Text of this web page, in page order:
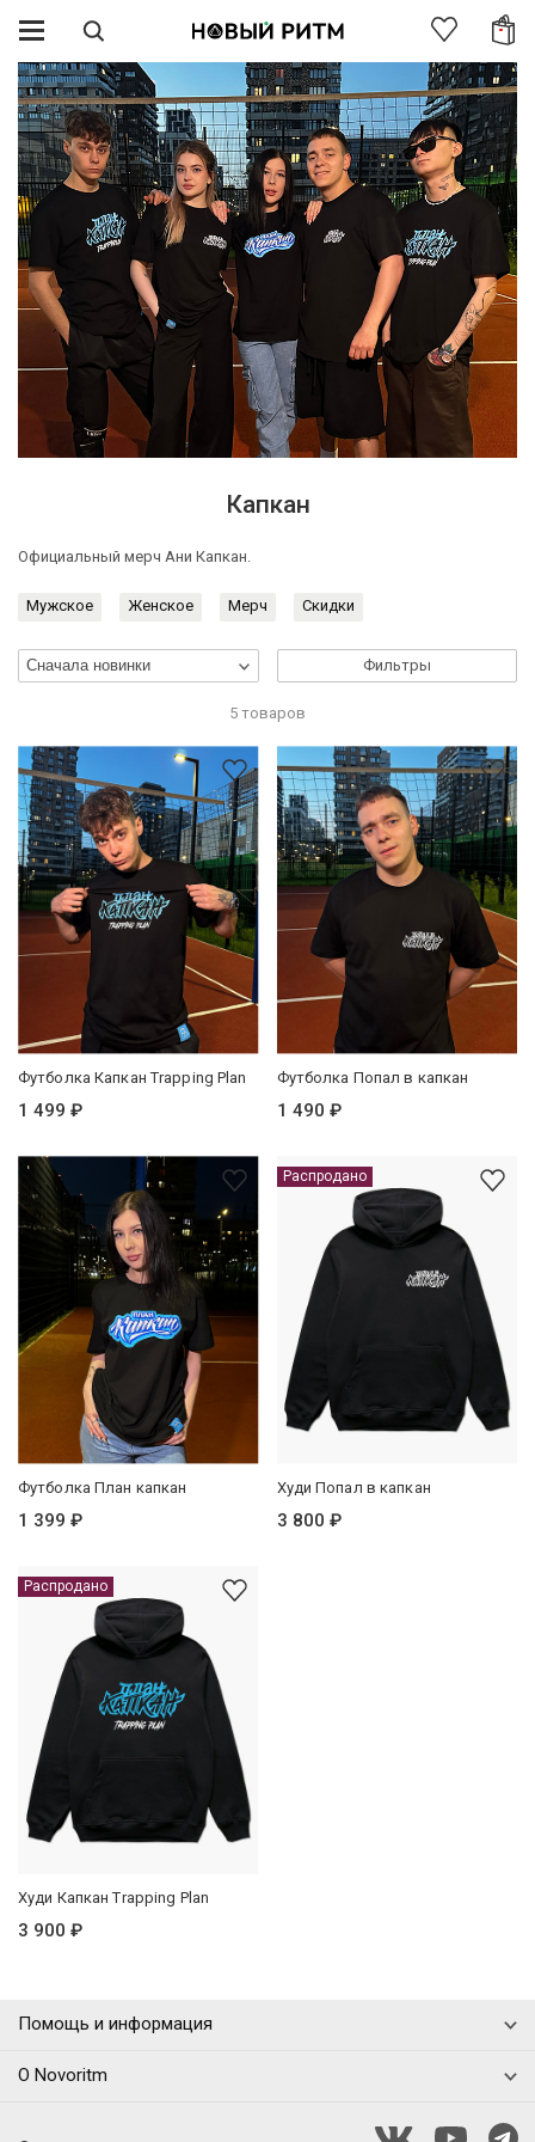
Капкан
Официальный мерч Ани Капкан.
Мужское Женское Мерч Скидки
5 товаров
Фильтры
Футболка Капкан Trapping Plan
1 499 ₽
Футболка Попал в капкан
1 490 ₽
Футболка План капкан
1 399 ₽
Распродано
Худи Попал в капкан
3 800 ₽
Распродано
Худи Капкан Trapping Plan
3 900 ₽
Доставка